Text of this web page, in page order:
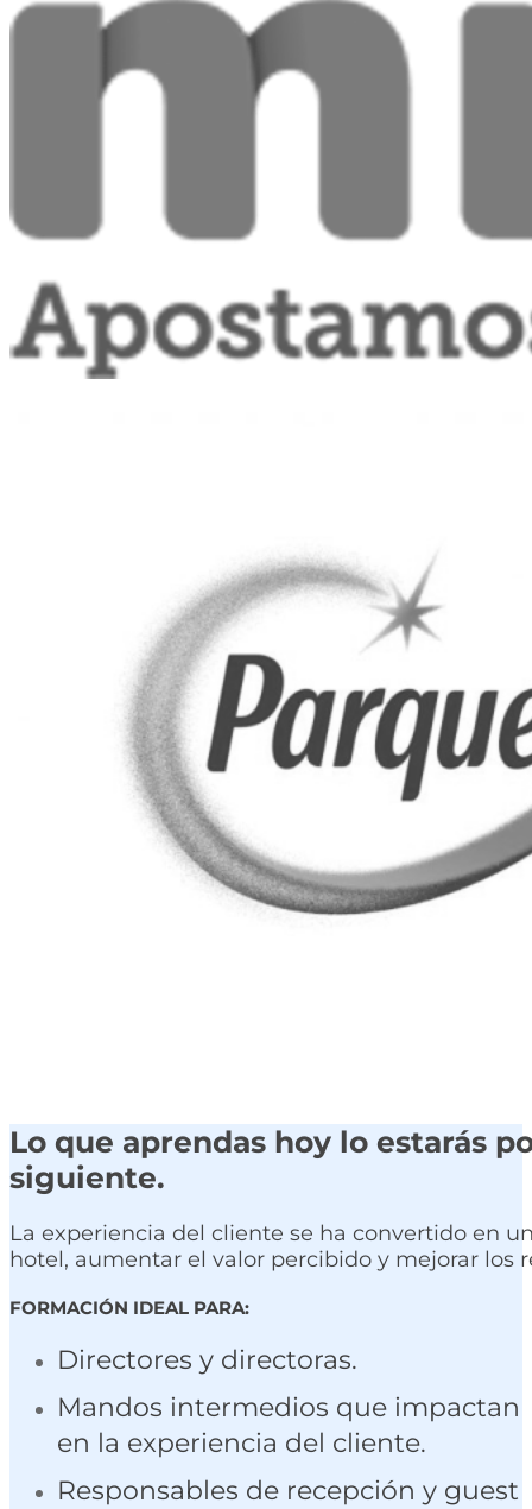
Lo que aprendas hoy lo estarás
siguiente.
La experiencia del cliente se ha convertido en
hotel, aumentar el valor percibido y mejorar los
FORMACIÓN IDEAL PARA:
Directores y directoras.
Mandos intermedios que impactan
en la experiencia del cliente.
Responsables de recepción y guest